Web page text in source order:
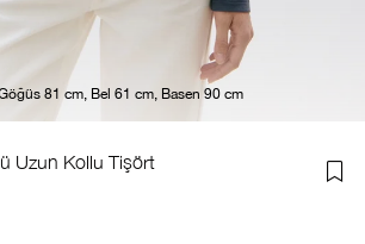
81 cm, Bel 61 cm, Basen 90 cm
Uzun Kollu Tişört